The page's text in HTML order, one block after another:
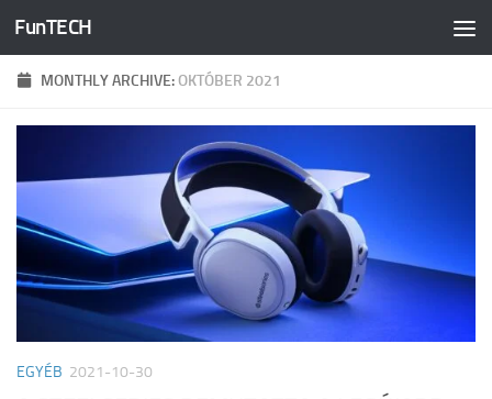
Skip to content
FunTECH
MONTHLY ARCHIVE:OKTÓBER 2021
EGYÉB 2021-10-30